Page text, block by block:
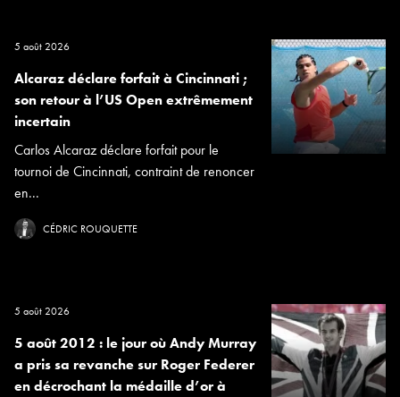
5 août 2026
Alcaraz déclare forfait à Cincinnati ;
son retour à l’US Open extrêmement
incertain
Carlos Alcaraz déclare forfait pour le
tournoi de Cincinnati, contraint de renoncer
en...
CÉDRIC ROUQUETTE
5 août 2026
5 août 2012 : le jour où Andy Murray
a pris sa revanche sur Roger Federer
en décrochant la médaille d’or à